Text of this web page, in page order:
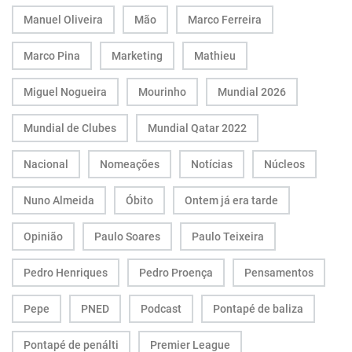
Manuel Oliveira Mão Marco Ferreira
Marco Pina Marketing Mathieu
Miguel Nogueira Mourinho Mundial 2026
Mundial de Clubes Mundial Qatar 2022
Nacional Nomeações Notícias Núcleos
Nuno Almeida Óbito Ontem já era tarde
Opinião Paulo Soares Paulo Teixeira
Pedro Henriques Pedro Proença Pensamentos
Pepe PNED Podcast Pontapé de baliza
Pontapé de penálti Premier League